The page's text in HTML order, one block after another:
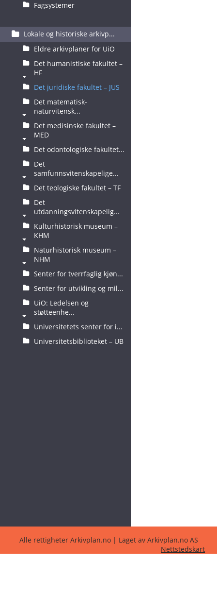
Fagsystemer
Lokale og historiske arkivp...
Eldre arkivplaner for UiO
Det humanistiske fakultet –
HF
Det juridiske fakultet – JUS
Det matematisk-
naturvitensk...
Det medisinske fakultet –
MED
Det odontologiske fakultet...
Det
samfunnsvitenskapelige...
Det teologiske fakultet – TF
Det
utdanningsvitenskapelig...
Kulturhistorisk museum –
KHM
Naturhistorisk museum –
NHM
Senter for tverrfaglig kjøn...
Senter for utvikling og mil...
UiO: Ledelsen og
støtteenhe...
Universitetets senter for i...
Universitetsbiblioteket – UB
Alle rettigheter Arkivplan.no | Laget av Arkivplan.no AS
Nettstedskart